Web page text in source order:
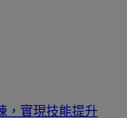
，實現技能提升